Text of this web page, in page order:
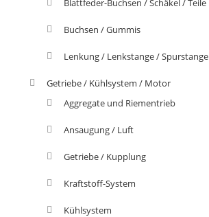
Blattfeder-Buchsen / Schäkel / Teile
Buchsen / Gummis
Lenkung / Lenkstange / Spurstange
Getriebe / Kühlsystem / Motor
Aggregate und Riementrieb
Ansaugung / Luft
Getriebe / Kupplung
Kraftstoff-System
Kühlsystem